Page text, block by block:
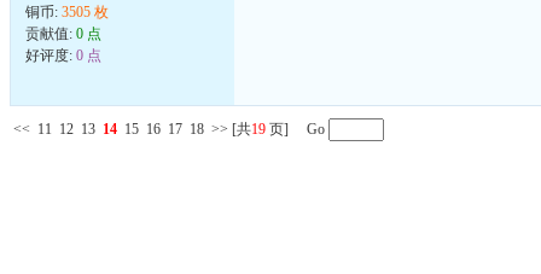
铜币: 3505 枚
贡献值: 0 点
好评度: 0 点
<< 11 12 13 14 15 16 17 18 >> [共19 页] Go